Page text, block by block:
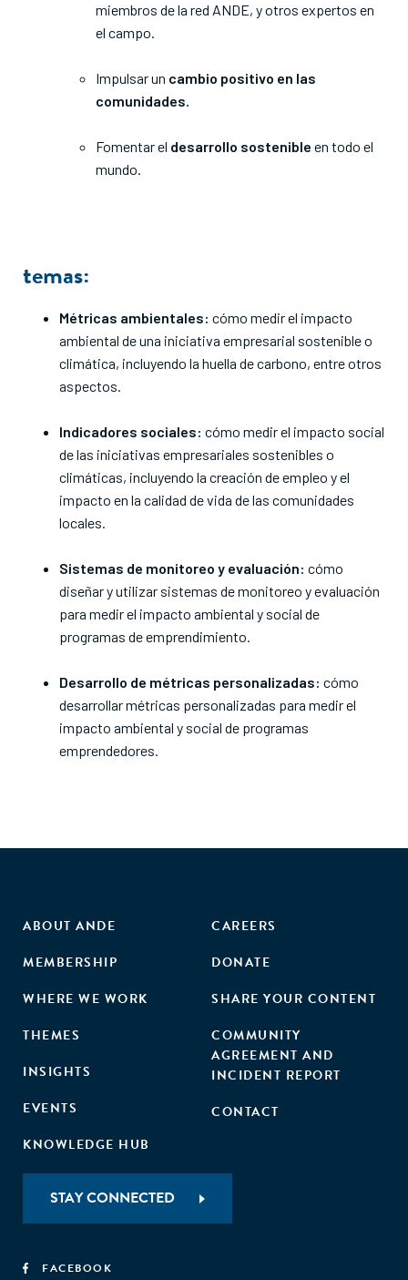
miembros de la red ANDE, y otros expertos en
el campo.
Impulsar un cambio positivo en las
comunidades.
Fomentar el desarrollo sostenible en todo el
mundo.
temas:
Métricas ambientales: cómo medir el impacto
ambiental de una iniciativa empresarial sostenible o
climática, incluyendo la huella de carbono, entre otros
aspectos.
Indicadores sociales: cómo medir el impacto social
de las iniciativas empresariales sostenibles o
climáticas, incluyendo la creación de empleo y el
impacto en la calidad de vida de las comunidades
locales.
Sistemas de monitoreo y evaluación: cómo
diseñar y utilizar sistemas de monitoreo y evaluación
para medir el impacto ambiental y social de
programas de emprendimiento.
Desarrollo de métricas personalizadas: cómo
desarrollar métricas personalizadas para medir el
impacto ambiental y social de programas
emprendedores.
ABOUT ANDE
MEMBERSHIP
WHERE WE WORK
THEMES
INSIGHTS
EVENTS
KNOWLEDGE HUB
CAREERS
DONATE
SHARE YOUR CONTENT
COMMUNITY
AGREEMENT AND
INCIDENT REPORT
CONTACT
STAY CONNECTED
FACEBOOK